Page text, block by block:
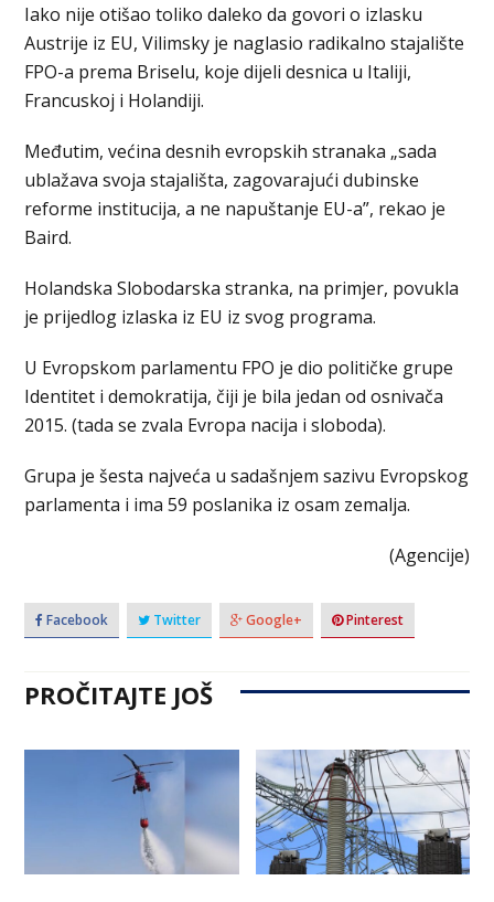
Iako nije otišao toliko daleko da govori o izlasku
Austrije iz EU, Vilimsky je naglasio radikalno stajalište
FPO-a prema Briselu, koje dijeli desnica u Italiji,
Francuskoj i Holandiji.
Međutim, većina desnih evropskih stranaka „sada
ublažava svoja stajališta, zagovarajući dubinske
reforme institucija, a ne napuštanje EU-a”, rekao je
Baird.
Holandska Slobodarska stranka, na primjer, povukla
je prijedlog izlaska iz EU iz svog programa.
U Evropskom parlamentu FPO je dio političke grupe
Identitet i demokratija, čiji je bila jedan od osnivača
2015. (tada se zvala Evropa nacija i sloboda).
Grupa je šesta najveća u sadašnjem sazivu Evropskog
parlamenta i ima 59 poslanika iz osam zemalja.
(Agencije)
Facebook Twitter Google+ Pinterest
PROČITAJTE JOŠ